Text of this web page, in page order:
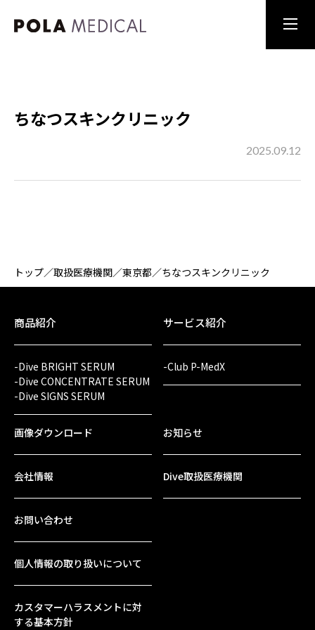
ちなつスキンクリニック
2025.09.12
トップ／取扱医療機関／東京都／ちなつスキンクリニック
商品紹介
-Dive BRIGHT SERUM
-Dive CONCENTRATE SERUM
-Dive SIGNS SERUM
サービス紹介
-Club P-MedX
画像ダウンロード
会社情報
お知らせ
Dive取扱医療機関
お問い合わせ
個人情報の取り扱いについて
カスタマーハラスメントに対
する基本方針